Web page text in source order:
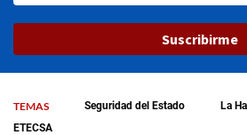
Suscribirme
TEMAS Seguridad del Estado La
ETECSA